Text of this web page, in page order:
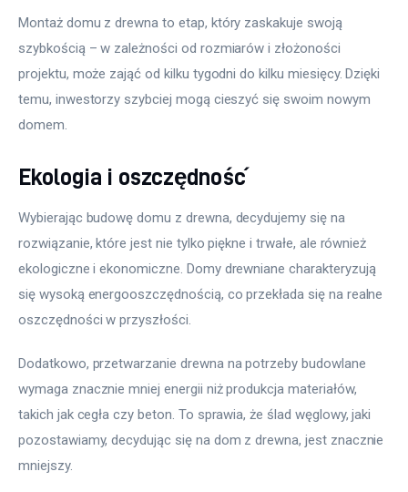
Montaż domu z drewna to etap, który zaskakuje swoją
szybkością – w zależności od rozmiarów i złożoności
projektu, może zająć od kilku tygodni do kilku miesięcy. Dzięki
temu, inwestorzy szybciej mogą cieszyć się swoim nowym
domem.
Ekologia i oszczędność
Wybierając budowę domu z drewna, decydujemy się na
rozwiązanie, które jest nie tylko piękne i trwałe, ale również
ekologiczne i ekonomiczne. Domy drewniane charakteryzują
się wysoką energooszczędnością, co przekłada się na realne
oszczędności w przyszłości.
Dodatkowo, przetwarzanie drewna na potrzeby budowlane
wymaga znacznie mniej energii niż produkcja materiałów,
takich jak cegła czy beton. To sprawia, że ślad węglowy, jaki
pozostawiamy, decydując się na dom z drewna, jest znacznie
mniejszy.